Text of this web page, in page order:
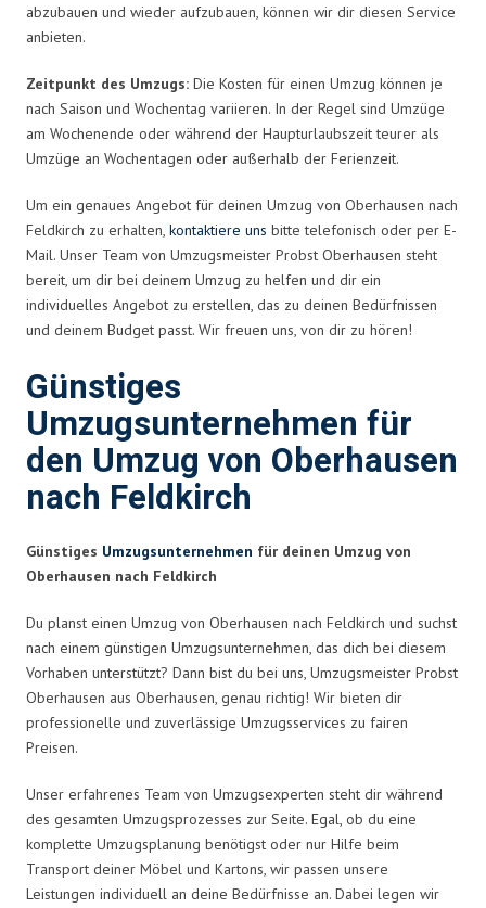
abzubauen und wieder aufzubauen, können wir dir diesen Service
anbieten.
Zeitpunkt des Umzugs: Die Kosten für einen Umzug können je
nach Saison und Wochentag variieren. In der Regel sind Umzüge
am Wochenende oder während der Haupturlaubszeit teurer als
Umzüge an Wochentagen oder außerhalb der Ferienzeit.
Um ein genaues Angebot für deinen Umzug von Oberhausen nach
Feldkirch zu erhalten, kontaktiere uns bitte telefonisch oder per E-
Mail. Unser Team von Umzugsmeister Probst Oberhausen steht
bereit, um dir bei deinem Umzug zu helfen und dir ein
individuelles Angebot zu erstellen, das zu deinen Bedürfnissen
und deinem Budget passt. Wir freuen uns, von dir zu hören!
Günstiges
Umzugsunternehmen für
den Umzug von Oberhausen
nach Feldkirch
Günstiges Umzugsunternehmen für deinen Umzug von
Oberhausen nach Feldkirch
Du planst einen Umzug von Oberhausen nach Feldkirch und suchst
nach einem günstigen Umzugsunternehmen, das dich bei diesem
Vorhaben unterstützt? Dann bist du bei uns, Umzugsmeister Probst
Oberhausen aus Oberhausen, genau richtig! Wir bieten dir
professionelle und zuverlässige Umzugsservices zu fairen
Preisen.
Unser erfahrenes Team von Umzugsexperten steht dir während
des gesamten Umzugsprozesses zur Seite. Egal, ob du eine
komplette Umzugsplanung benötigst oder nur Hilfe beim
Transport deiner Möbel und Kartons, wir passen unsere
Leistungen individuell an deine Bedürfnisse an. Dabei legen wir